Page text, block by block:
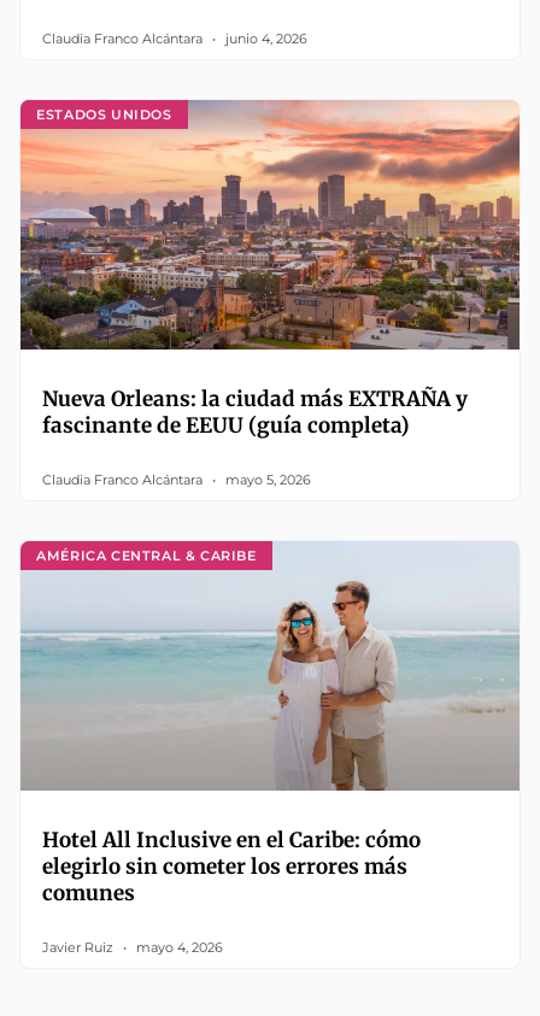
Claudia Franco Alcántara junio 4, 2026
ESTADOS UNIDOS
Nueva Orleans: la ciudad más EXTRAÑA y
fascinante de EEUU (guía completa)
Claudia Franco Alcántara mayo 5, 2026
AMÉRICA CENTRAL & CARIBE
Hotel All Inclusive en el Caribe: cómo
elegirlo sin cometer los errores más
comunes
Javier Ruiz mayo 4, 2026